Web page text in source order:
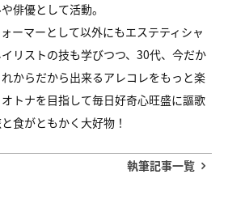
俳優として活動。
ーマーとして以外にもエステティシャ
リストの技も学びつつ、30代、今だか
からだから出来るアレコレをもっと楽
オトナを目指して毎日好奇心旺盛に謳歌
食がともかく大好物！
執筆記事一覧